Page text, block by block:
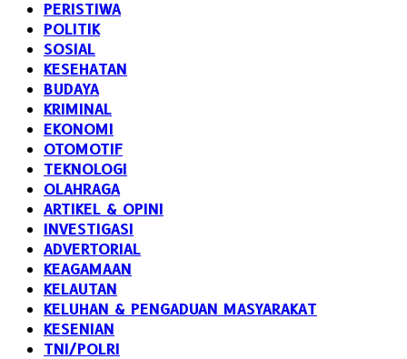
PERISTIWA
POLITIK
SOSIAL
KESEHATAN
BUDAYA
KRIMINAL
EKONOMI
OTOMOTIF
TEKNOLOGI
OLAHRAGA
ARTIKEL & OPINI
INVESTIGASI
ADVERTORIAL
KEAGAMAAN
KELAUTAN
KELUHAN & PENGADUAN MASYARAKAT
KESENIAN
TNI/POLRI